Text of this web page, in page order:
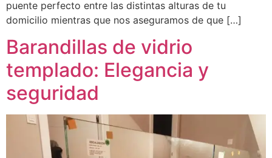
puente perfecto entre las distintas alturas de tu
domicilio mientras que nos aseguramos de que […]
Barandillas de vidrio
templado: Elegancia y
seguridad